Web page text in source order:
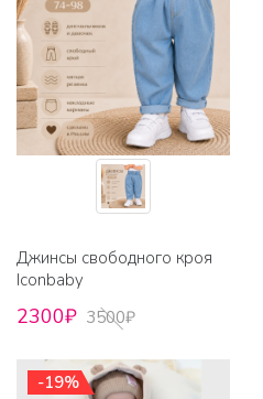
Джинсы свободного кроя
Iconbaby
2300₽ 3500₽
-19%